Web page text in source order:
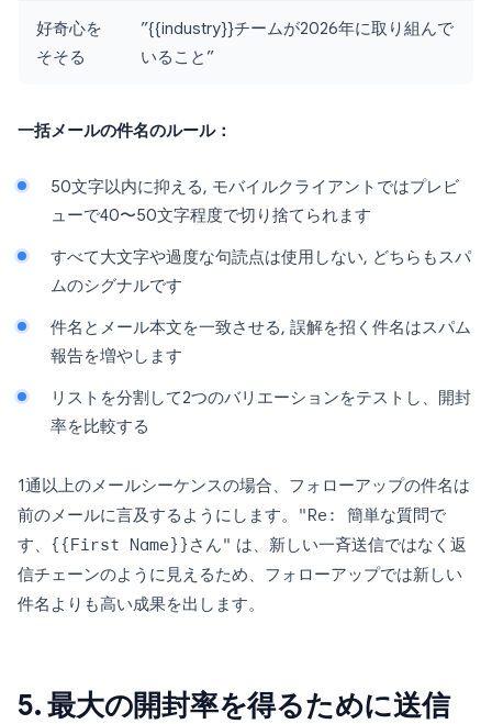
好奇心を
そそる
”{{industry}}チームが2026年に取り組んで
いること”
一括メールの件名のルール：
50文字以内に抑える, モバイルクライアントではプレビ
ューで40〜50文字程度で切り捨てられます
すべて大文字や過度な句読点は使用しない, どちらもスパ
ムのシグナルです
件名とメール本文を一致させる, 誤解を招く件名はスパム
報告を増やします
リストを分割して2つのバリエーションをテストし、開封
率を比較する
1通以上のメールシーケンスの場合、フォローアップの件名は
前のメールに言及するようにします。
"Re: 簡単な質問で
す、{{First Name}}さん" は、新しい一斉送信ではなく返
信チェーンのように見えるため、フォローアップでは新しい
件名よりも高い成果を出します。
5. 最大の開封率を得るために送信